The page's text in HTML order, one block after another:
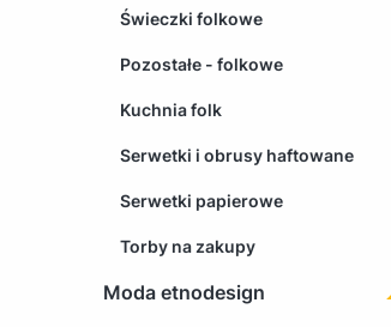
Świeczki folkowe
Pozostałe - folkowe
Kuchnia folk
Serwetki i obrusy haftowane
Serwetki papierowe
Torby na zakupy
Moda etnodesign